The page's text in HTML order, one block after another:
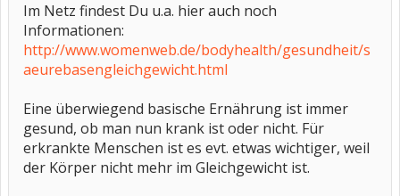
Im Netz findest Du u.a. hier auch noch
Informationen:
http://www.womenweb.de/bodyhealth/gesundheit/s
aeurebasengleichgewicht.html
Eine überwiegend basische Ernährung ist immer
gesund, ob man nun krank ist oder nicht. Für
erkrankte Menschen ist es evt. etwas wichtiger, weil
der Körper nicht mehr im Gleichgewicht ist.